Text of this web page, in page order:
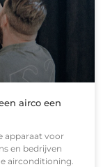
airco een
apparaat voor
en bedrijven
airconditioning.